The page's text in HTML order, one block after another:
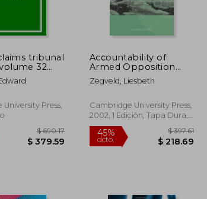
$ 173.03
tribunal
32
Press,
Accountability of
Armed Opposition
Groups in
International law
International and
Comparative Law) (en
Zegveld, Liesbeth
Cambridge University Press,
2002, 1 Edición, Tapa Dura,
Nuevo